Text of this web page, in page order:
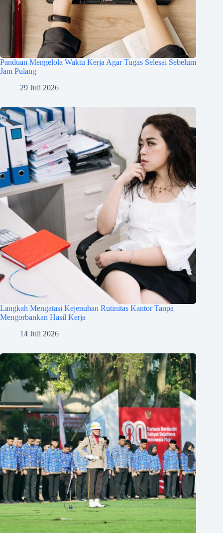
Panduan Mengelola Waktu Kerja Agar Tugas Selesai Sebelum
Jam Pulang
29 Juli 2026
Langkah Mengatasi Kejenuhan Rutinitas Kantor Tanpa
Mengorbankan Hasil Kerja
14 Juli 2026